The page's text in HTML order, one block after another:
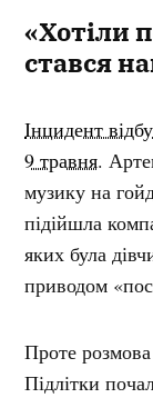
«Хотіли
стався
Інцидент
9 травня.
музику на
підійшла
яких була
приводом
Проте
Підлітки